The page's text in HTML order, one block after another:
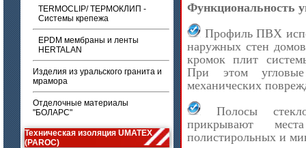
TERMOCLIP/ ТЕРМОКЛИП -
Системы крепежа
EPDM мембраны и ленты
HERTALAN
Изделия из уральского гранита и
мрамора
Отделочные материалы
"БОЛАРС"
Техническая изоляция UMATEX
(PAROC)
Функциональность
Профиль ПВХ
наружных стен
кромок плит
При этом
механических
Полосы
прикрывают
полистирольных и